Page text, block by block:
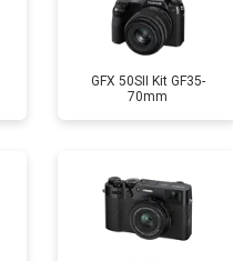
GFX 50SII Kit GF35-
70mm